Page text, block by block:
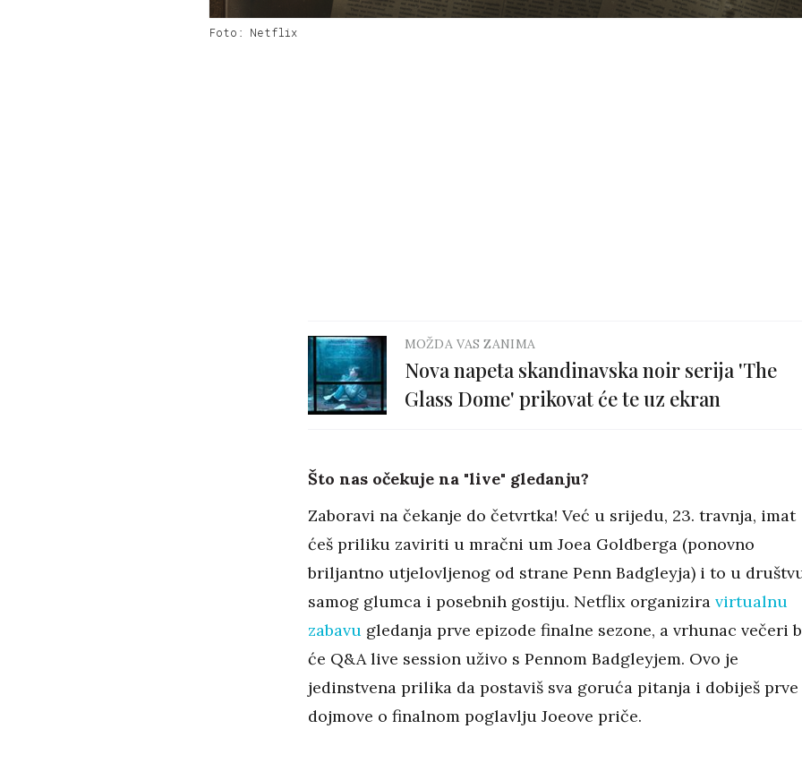
Foto: Netflix
MOŽDA VAS ZANIMA
Nova napeta skandinavska noir serija 'The
Glass Dome' prikovat će te uz ekran
Što nas očekuje na "live" gledanju?
Zaboravi na čekanje do četvrtka! Već u srijedu, 23. travnja, imat
ćeš priliku zaviriti u mračni um Joea Goldberga (ponovno
briljantno utjelovljenog od strane Penn Badgleyja) i to u
samog glumca i posebnih gostiju. Netflix organizira virtualnu
zabavu gledanja prve epizode finalne sezone, a vrhunac večeri
će Q&A live session uživo s Pennom Badgleyjem. Ovo je
jedinstvena prilika da postaviš sva goruća pitanja i dobiješ prve
dojmove o finalnom poglavlju Joeove priče.